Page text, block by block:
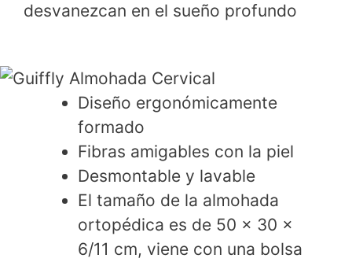
desvanezcan en el sueño profundo
Diseño ergonómicamente
formado
Fibras amigables con la piel
Desmontable y lavable
El tamaño de la almohada
ortopédica es de 50 x 30 x
6/11 cm, viene con una bolsa